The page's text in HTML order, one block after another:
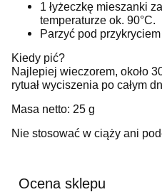
1 łyżeczkę mieszanki
temperaturze ok. 90°C.
Parzyć pod
Kiedy pić?
Najlepiej wieczorem, około
rytuał wyciszenia po całym
Masa netto: 25 g
Nie stosować w ciąży ani
Ocena sklepu